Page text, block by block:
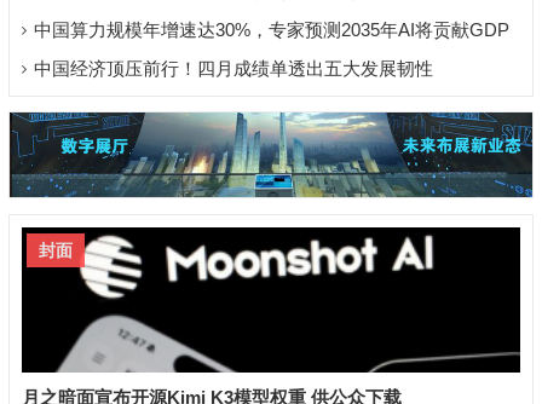
中国算力规模年增速达30%，专家预测2035年AI将贡献GDP
超11万亿元
中国经济顶压前行！四月成绩单透出五大发展韧性
封面
月之暗面宣布开源Kimi K3模型权重 供公众下载